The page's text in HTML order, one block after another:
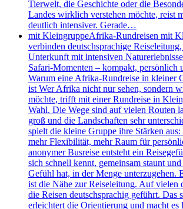
Tierwelt, die Geschichte oder die
Landes wirklich verstehen möchte, reist
deutlich intensiver. Gerade…
mit KleingruppeAfrika-Rundreisen mit
verbinden deutschsprachige
Unterkunft mit intensiven
Safari-Momenten – kompakt, persönlich
Warum eine Afrika-Rundreise in kleiner
ist Wer Afrika nicht nur sehen, sondern
möchte, trifft mit einer Rundreise in
Wahl. Die Wege sind auf vielen Routen
groß und die Landschaften sehr
spielt die kleine Gruppe ihre Stärken
mehr Flexibilität, mehr Raum für
anonymer Busreise entsteht ein
sich schnell kennt, gemeinsam staunt
Gefühl hat, in der Menge unterzugehen.
ist die Nähe zur Reiseleitung. Auf vielen
die Reisen deutschsprachig geführt. Das
erleichtert die Orientierung und macht es